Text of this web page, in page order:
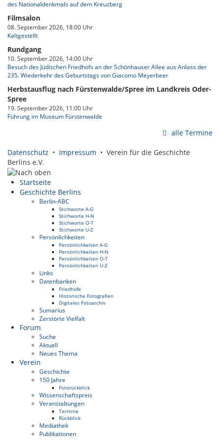
des Nationaldenkmals auf dem Kreuzberg
Filmsalon
08. September 2026, 18:00 Uhr
Kaltgestellt
Rundgang
10. September 2026, 14:00 Uhr
Besuch des Jüdischen Friedhofs an der Schönhauser Allee aus Anlass der
235. Wiederkehr des Geburtstags von Giacomo Meyerbeer
Herbstausflug nach Fürstenwalde/Spree im Landkreis Oder-
Spree
19. September 2026, 11:00 Uhr
Führung im Museum Fürstenwalde
alle Termine
Datenschutz • Impressum • Verein für die Geschichte
Berlins e.V.
Startseite
Geschichte Berlins
Berlin-ABC
Stichworte A-G
Stichworte H-N
Stichworte O-T
Stichworte U-Z
Persönlichkeiten
Persönlichkeiten A-G
Persönlichkeiten H-N
Persönlichkeiten O-T
Persönlichkeiten U-Z
Links
Datenbanken
Friedhöfe
Historische Fotografien
Digitales Fotoarchiv
Sumarius
Zerstörte Vielfalt
Forum
Suche
Aktuell
Neues Thema
Verein
Geschichte
150 Jahre
Fotorückblick
Wissenschaftspreis
Veranstaltungen
Termine
Rückblick
Mediathek
Publikationen